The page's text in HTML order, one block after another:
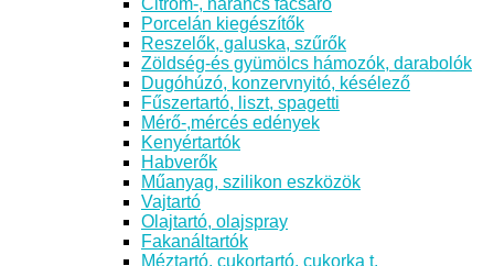
Porcelán kiegészítők
Reszelők, galuska, szűrők
Zöldség-és gyümölcs hámozók, darabolók
Dugóhúzó, konzervnyitó, késélező
Fűszertartó, liszt, spagetti
Mérő-,mércés edények
Kenyértartók
Habverők
Műanyag, szilikon eszközök
Vajtartó
Olajtartó, olajspray
Fakanáltartók
Méztartó, cukortartó, cukorka t.